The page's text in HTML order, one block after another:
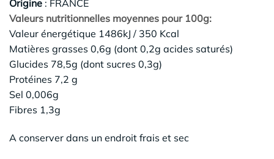
Origine : FRANCE
Valeurs nutritionnelles moyennes pour 100g:
Valeur énergétique 1486kJ / 350 Kcal
Matières grasses 0,6g (dont 0,2g acides saturés)
Glucides 78,5g (dont sucres 0,3g)
Protéines 7,2 g
Sel 0,006g
Fibres 1,3g
A conserver dans un endroit frais et sec